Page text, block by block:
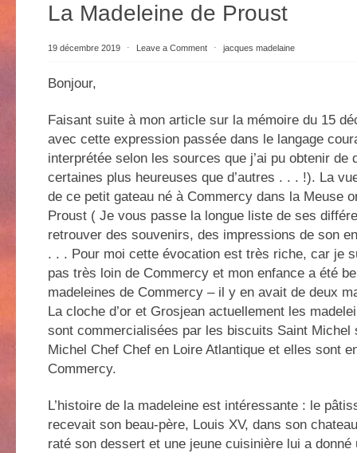
La Madeleine de Proust
19 décembre 2019 ⋅ Leave a Comment ⋅ jacques madelaine
Bonjour,
Faisant suite à mon article sur la mémoire du 15
avec cette expression passée dans le langage
interprétée selon les sources que j’ai pu obtenir de
certaines plus heureuses que d’autres . . . !). La
de ce petit gateau né à Commercy dans la Meuse
Proust ( Je vous passe la longue liste de ses
retrouver des souvenirs, des impressions de son
. . . Pour moi cette évocation est très riche, car je
pas très loin de Commercy et mon enfance a été
madeleines de Commercy – il y en avait de deux
La cloche d’or et Grosjean actuellement les
sont commercialisées par les biscuits Saint Michel
Michel Chef Chef en Loire Atlantique et elles sont
Commercy.
L’histoire de la madeleine est intéressante : le
recevait son beau-père, Louis XV, dans son
raté son dessert et une jeune cuisinière lui a donné